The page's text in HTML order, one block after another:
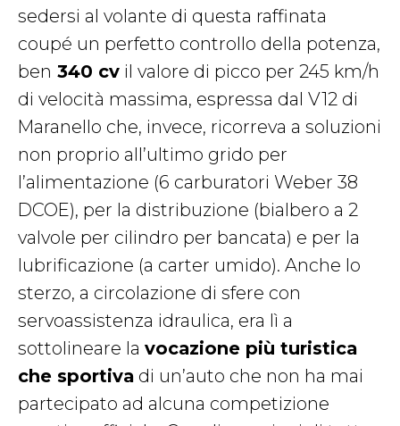
sedersi al volante di questa raffinata
coupé un perfetto controllo della potenza,
ben 340 cv il valore di picco per 245 km/h
di velocità massima, espressa dal V12 di
Maranello che, invece, ricorreva a soluzioni
non proprio all’ultimo grido per
l’alimentazione (6 carburatori Weber 38
DCOE), per la distribuzione (bialbero a 2
valvole per cilindro per bancata) e per la
lubrificazione (a carter umido). Anche lo
sterzo, a circolazione di sfere con
servoassistenza idraulica, era lì a
sottolineare la vocazione più turistica
che sportiva di un’auto che non ha mai
partecipato ad alcuna competizione